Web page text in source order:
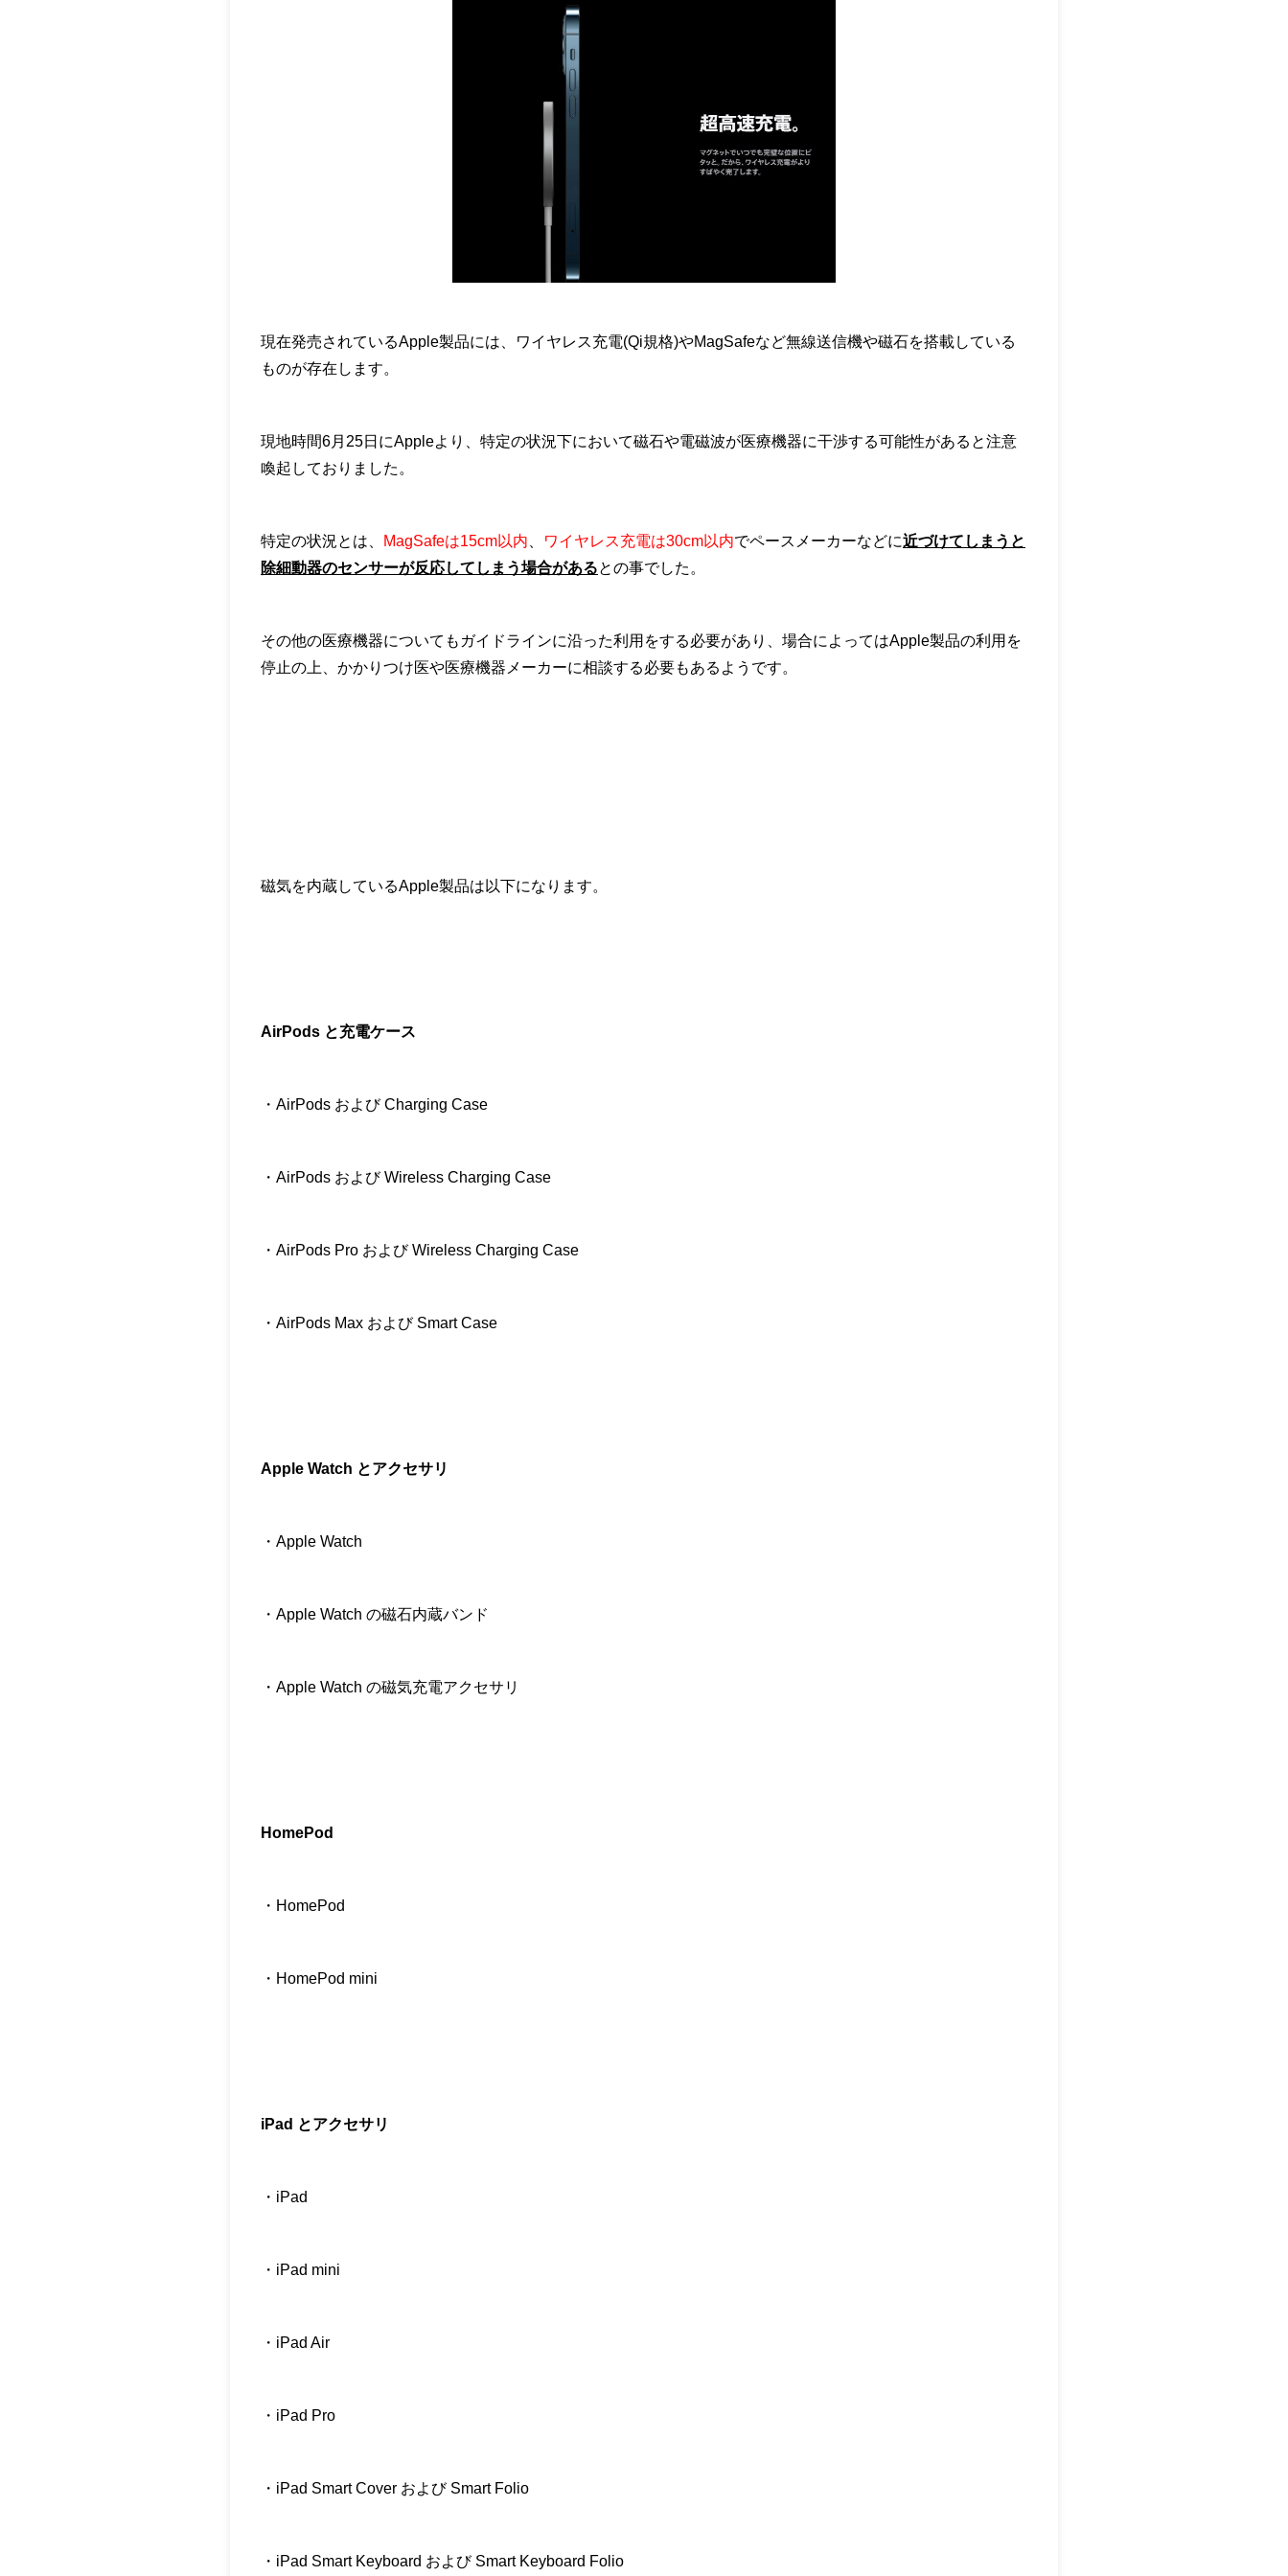
現在発売されているApple製品には、ワイヤレス充電(Qi規格)やMagSafeなど無線送信機や磁石を搭載している
ものが存在します。
現地時間6月25日にAppleより、特定の状況下において磁石や電磁波が医療機器に干渉する可能性があると注意
喚起しておりました。
特定の状況とは、 MagSafeは15cm以内 ワイヤレス充電は30cm以内でペースメーカーなどに近づけてしまうと
除細動器のセンサーが反応してしまう場合があるとの事でした。
その他の医療機器についてもガイドラインに沿った利用をする必要があり、場合によってはApple製品の利用を
停止の上、かかりつけ医や医療機器メーカーに相談する必要もあるようです。
磁気を内蔵しているApple製品は以下になります。
AirPods と充電ケース
・AirPods および Charging Case
・AirPods および Wireless Charging Case
・AirPods Pro および Wireless Charging Case
・AirPods Max および Smart Case
Apple Watch とアクセサリ
・Apple Watch
・Apple Watch の磁石内蔵バンド
・Apple Watch の磁気充電アクセサリ
HomePod
・HomePod
・HomePod mini
iPad とアクセサリ
・iPad
・iPad mini
・iPad Air
・iPad Pro
・iPad Smart Cover および Smart Folio
・iPad Smart Keyboard および Smart Keyboard Folio